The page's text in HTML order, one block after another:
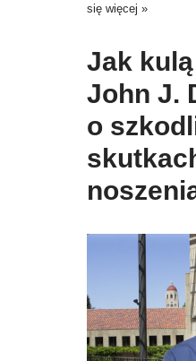
się więcej »
Jak kulą
John J.
o